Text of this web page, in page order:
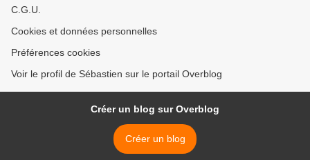
C.G.U.
Cookies et données personnelles
Préférences cookies
Voir le profil de Sébastien sur le portail Overblog
Créer un blog sur Overblog
Créer un blog